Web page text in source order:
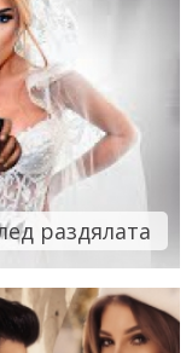
раздялата